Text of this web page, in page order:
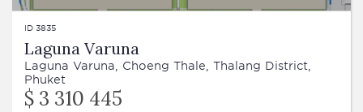
ID 3835
Laguna Varuna
Laguna Varuna, Choeng Thale, Thalang District,
Phuket
$ 3 310 445